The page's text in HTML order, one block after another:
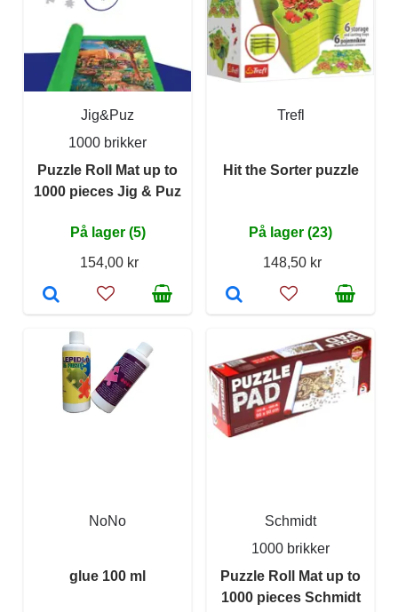
Jig&Puz
1000 brikker
Puzzle Roll Mat up to
1000 pieces Jig & Puz
På lager (5)
154,00 kr
Trefl
Hit the Sorter puzzle
På lager (23)
148,50 kr
NoNo
glue 100 ml
Schmidt
1000 brikker
Puzzle Roll Mat up to
1000 pieces Schmidt